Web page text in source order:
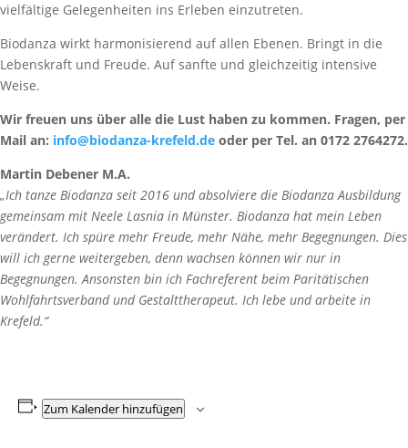
vielfältige Gelegenheiten ins Erleben einzutreten.
Biodanza wirkt harmonisierend auf allen Ebenen. Bringt in die
Lebenskraft und Freude. Auf sanfte und gleichzeitig intensive
Weise.
Wir freuen uns über alle die Lust haben zu kommen. Fragen, per
Mail an: info@biodanza-krefeld.de oder per Tel. an 0172 2764272.
Martin Debener M.A.
„Ich tanze Biodanza seit 2016 und absolviere die Biodanza Ausbildung
gemeinsam mit Neele Lasnia in Münster. Biodanza hat mein Leben
verändert. Ich spüre mehr Freude, mehr Nähe, mehr Begegnungen. Dies
will ich gerne weitergeben, denn wachsen können wir nur in
Begegnungen. Ansonsten bin ich Fachreferent beim Paritätischen
Wohlfahrtsverband und Gestalttherapeut. Ich lebe und arbeite in
Krefeld.“
Zum Kalender hinzufügen